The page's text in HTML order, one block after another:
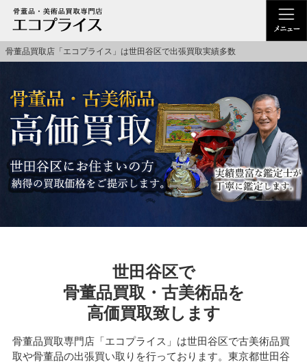
骨董品買取店「エコプライス」は世田谷区で出張買取実績多数
世田谷区で
骨董品買取・古美術品を
高価買取致します
骨董品買取専門店「エコプライス」は世田谷区で古美術品買
取や骨董品の出張買い取りを行っております。東京都世田谷